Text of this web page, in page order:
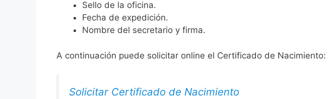
Sello de la oficina.
Fecha de expedición.
Nombre del secretario y firma.
A continuación puede solicitar online el Certificado de Nacimiento:
Solicitar Certificado de Nacimiento